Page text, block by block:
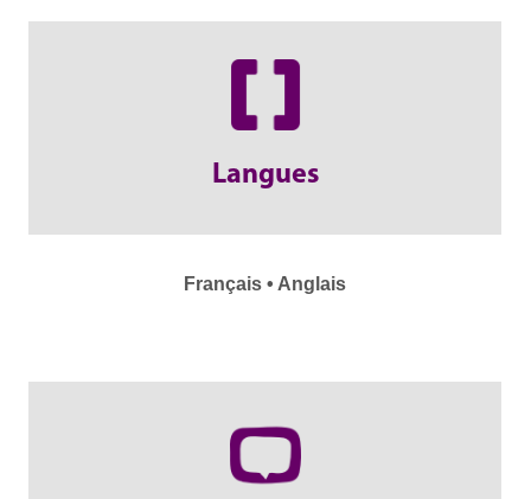
Langues
Français • Anglais